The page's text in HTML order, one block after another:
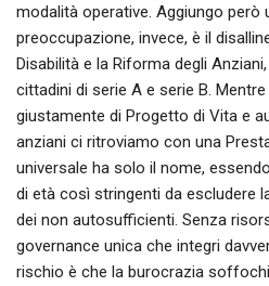
modalità operative. Aggiungo
preoccupazione, invece, è il
Disabilità e la Riforma degli
cittadini di serie A e serie B.
giustamente di Progetto di Vita e
anziani ci ritroviamo con una
universale ha solo il nome,
di età così stringenti da escludere
dei non autosufficienti. Senza
governance unica che integri
rischio è che la burocrazia